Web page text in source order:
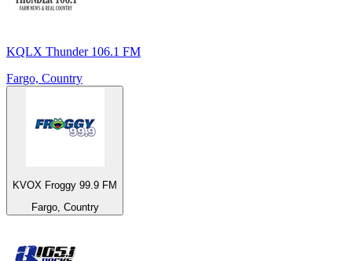
KQLX Thunder 106.1 FM
Fargo, Country
KVOX Froggy 99.9 FM
Fargo, Country